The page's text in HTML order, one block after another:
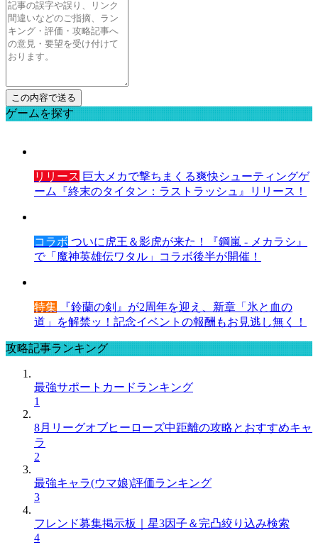
ゲームを探す
リリース 巨大メカで撃ちまくる爽快シューティングゲ
ーム『終末のタイタン：ラストラッシュ』リリース！
コラボ ついに虎王＆影虎が来た！『鋼嵐 - メカラシ』
で「魔神英雄伝ワタル」コラボ後半が開催！
特集 『鈴蘭の剣』が2周年を迎え、新章「氷と血の
道」を解禁ッ！記念イベントの報酬もお見逃し無く！
攻略記事ランキング
最強サポートカードランキング
1
8月リーグオブヒーローズ中距離の攻略とおすすめキャ
ラ
2
最強キャラ(ウマ娘)評価ランキング
3
フレンド募集掲示板｜星3因子＆完凸絞り込み検索
4